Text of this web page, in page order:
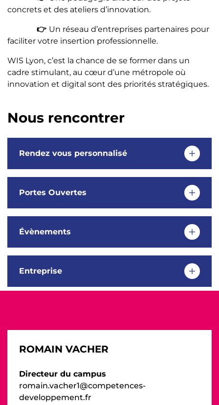
concrets et des ateliers d’innovation.
👉 Un réseau d’entreprises partenaires pour
faciliter votre insertion professionnelle.
WIS Lyon, c’est la chance de se former dans un
cadre stimulant, au cœur d’une métropole où
innovation et digital sont des priorités stratégiques.
Nous rencontrer
Rendez vous personnalisé
Portes Ouvertes
Évènements
Entreprise
ROMAIN VACHER
Directeur du campus
romain.vacher1@competences-
developpement.fr